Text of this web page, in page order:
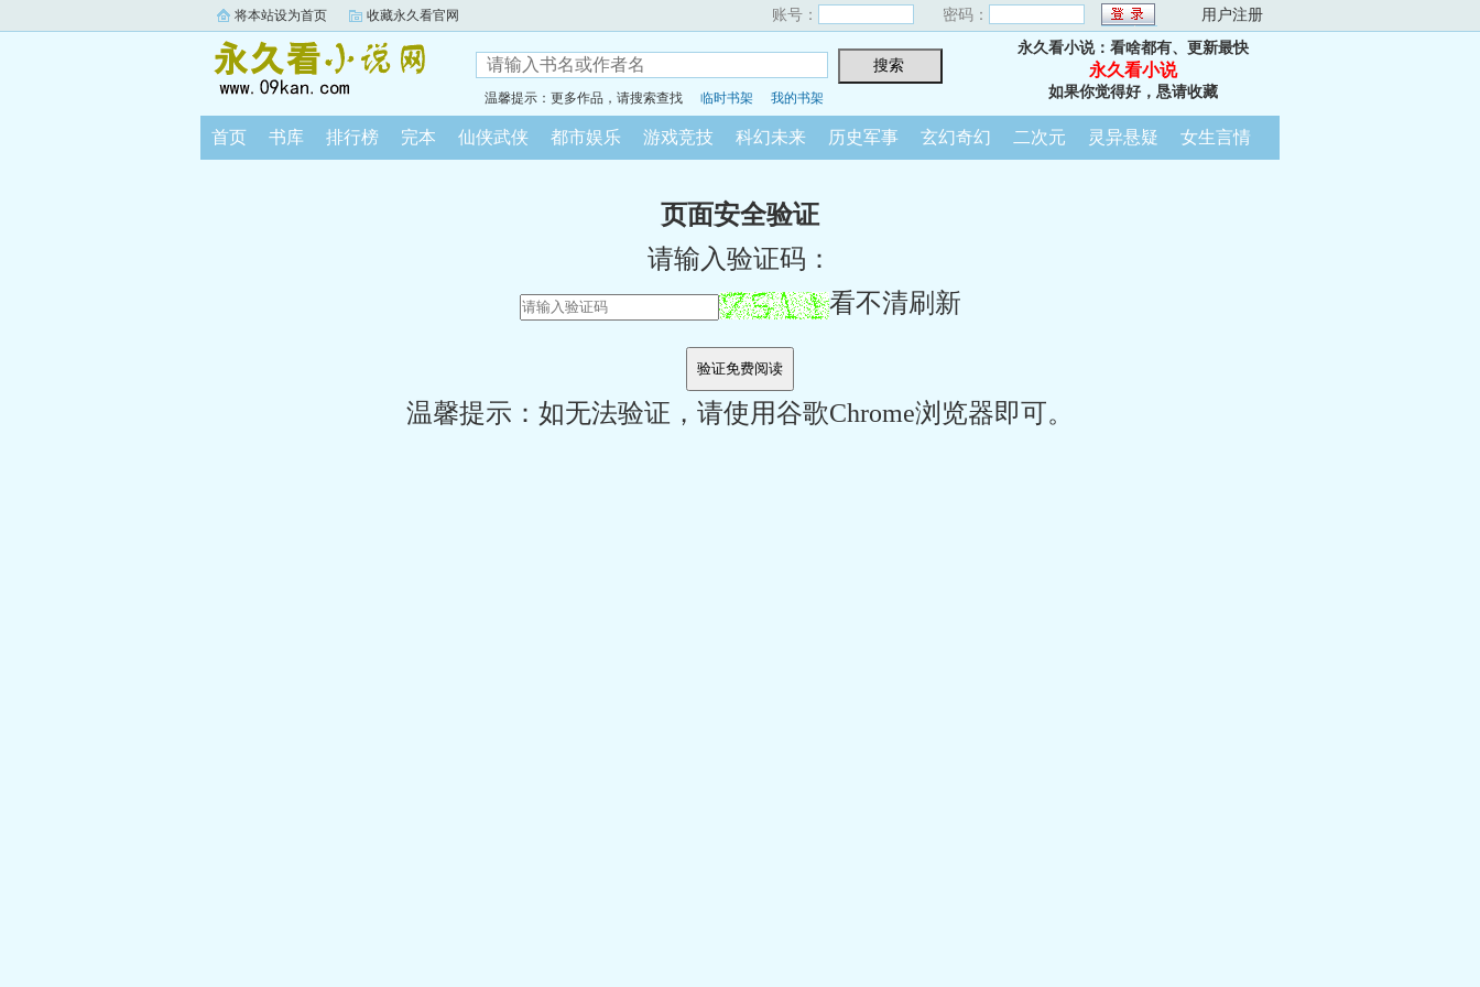
将本站设为首页 收藏永久看官网 账号： 密码： 用户注册
温馨提示：更多作品，请搜索查找 临时书架 我的书架
永久看小说：看啥都有、更新最快
永久看小说
如果你觉得好，恳请收藏
首页 书库 排行榜 完本 仙侠武侠 都市娱乐 游戏竞技 科幻未来 历史军事 玄幻奇幻 二次元 灵异悬疑 女生言情
页面安全验证
请输入验证码：
看不清刷新
温馨提示：如无法验证，请使用谷歌Chrome浏览器即可。